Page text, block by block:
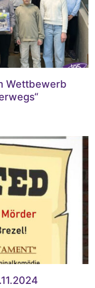
Wettbewerb